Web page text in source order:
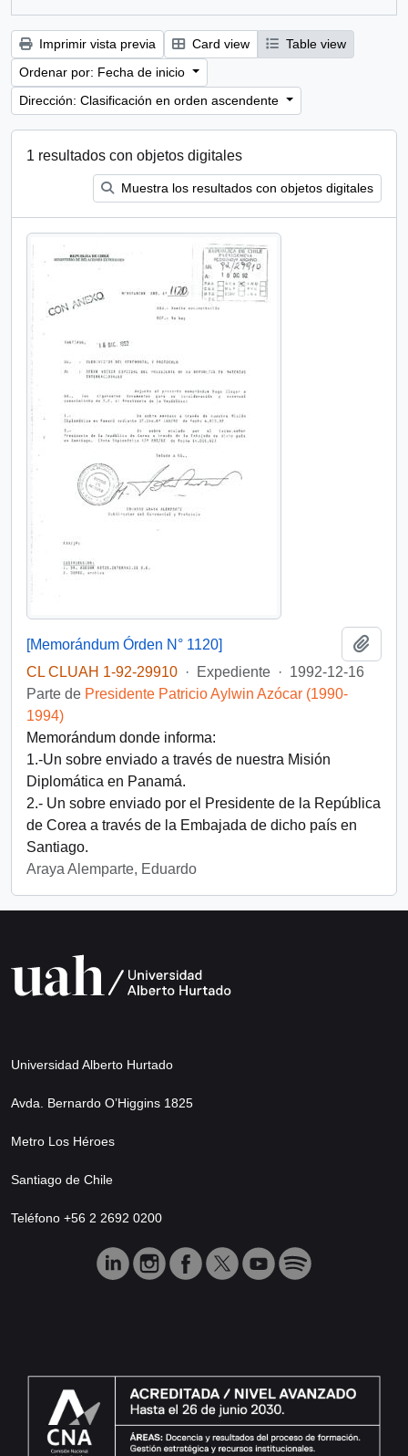
Imprimir vista previa Card view
Table view
Ordenar por: Fecha de inicio
Dirección: Clasificación en orden ascendente
1 resultados con objetos digitales
Muestra los resultados con objetos digitales
[Memorándum Órden N° 1120]
CL CLUAH 1-92-29910 · Expediente · 1992-12-16
Parte de Presidente Patricio Aylwin Azócar (1990-
1994)
Memorándum donde informa:
1.-Un sobre enviado a través de nuestra Misión
Diplomática en Panamá.
2.- Un sobre enviado por el Presidente de la República
de Corea a través de la Embajada de dicho país en
Santiago.
Araya Alemparte, Eduardo
Universidad Alberto Hurtado
Avda. Bernardo O’Higgins 1825
Metro Los Héroes
Santiago de Chile
Teléfono +56 2 2692 0200